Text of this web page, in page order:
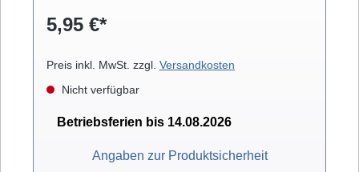
griffsicheres Arbeiten.
5,95 €*
Preis inkl. MwSt. zzgl. Versandkosten
Nicht verfügbar
Betriebsferien bis 14.08.2026
Angaben zur Produktsicherheit